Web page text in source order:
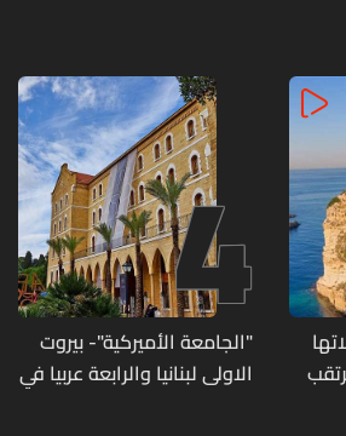
4
"الجامعة الأميركية"- بيروت
الاولى لبنانيا والرابعة عربيا في